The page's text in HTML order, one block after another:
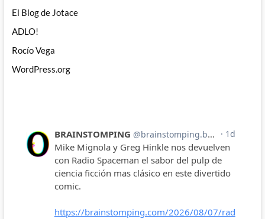
El Blog de Jotace
ADLO!
Rocío Vega
WordPress.org